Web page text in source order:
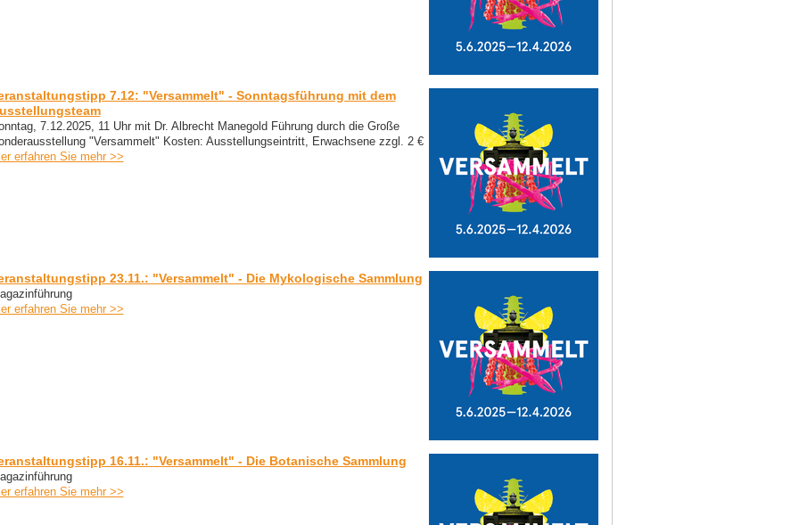
7.12: "Versammelt" - Sonntagsführung mit dem
7.12.2025, 11 Uhr mit Dr. Albrecht Manegold Führung durch die Große
"Versammelt" Kosten: Ausstellungseintritt, Erwachsene zzgl. 2 €
erfahren Sie mehr >>
23.11.: "Versammelt" - Die Mykologische Sammlung
erfahren Sie mehr >>
16.11.: "Versammelt" - Die Botanische Sammlung
erfahren Sie mehr >>